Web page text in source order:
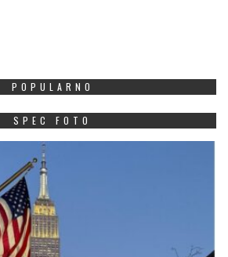
POPULARNO
SPEC FOTO